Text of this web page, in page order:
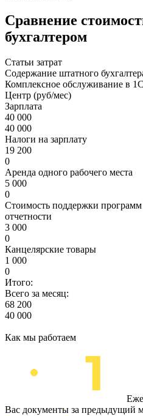
Сравнение
бухгалтером
Статьи затрат
Содержание штатного
Комплексное обслуживание в
Центр (руб/мес)
Зарплата
40 000
40 000
Налоги на зарплату
19 200
0
Аренда одного рабочего места
5 000
0
Стоимость поддержки
отчетности
3 000
0
Канцелярские товары
1 000
0
Итого:
Всего за месяц:
68 200
40 000
Как мы работаем
Вас документы за предыдущий